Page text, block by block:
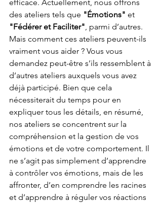
efficace. Actuellement, nous offrons
des ateliers tels que "Émotions" et
"Fédérer et Faciliter", parmi d’autres.
Mais comment ces ateliers peuvent-ils
vraiment vous aider ? Vous vous
demandez peut-être s’ils ressemblent à
d’autres ateliers auxquels vous avez
déjà participé. Bien que cela
nécessiterait du temps pour en
expliquer tous les détails, en résumé,
nos ateliers se concentrent sur la
compréhension et la gestion de vos
émotions et de votre comportement. Il
ne s’agit pas simplement d’apprendre
à contrôler vos émotions, mais de les
affronter, d’en comprendre les racines
et d’apprendre à réguler vos réactions